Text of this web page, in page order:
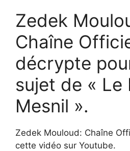
Zedek
Chaîne
décrypte
sujet de « Le
Mesnil ».
Zedek Mouloud: Chaîne
cette vidéo sur Youtube.